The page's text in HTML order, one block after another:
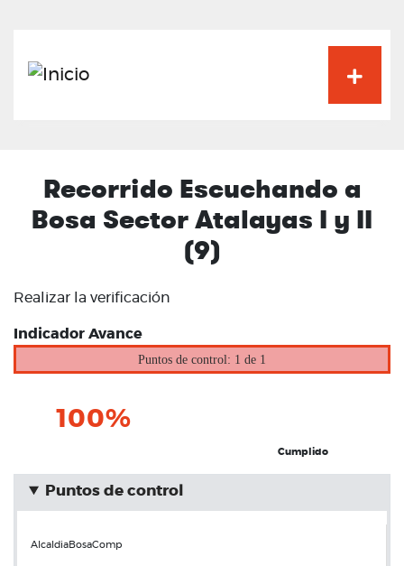
Recorrido Escuchando a
Bosa Sector Atalayas I y II
(9)
Realizar la verificación
Indicador Avance
Puntos de control: 1 de 1
100%
Cumplido
Puntos de control
AlcaldiaBosaComp